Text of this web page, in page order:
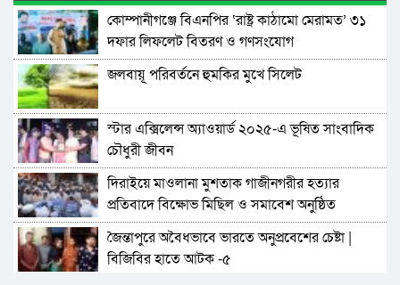
কোম্পানীগঞ্জে বিএনপির ‘রাষ্ট্র কাঠামো মেরামত’ ৩১
দফার লিফলেট বিতরণ ও গণসংযোগ
জলবায়ূ পরিবর্তনে হুমকির মুখে সিলেট
স্টার এক্সিলেন্স অ্যাওয়ার্ড ২০২৫-এ ভূষিত সাংবাদিক
চৌধুরী জীবন
দিরাইয়ে মাওলানা মুশতাক গাজীনগরীর হত্যার
প্রতিবাদে বিক্ষোভ মিছিল ও সমাবেশ অনুষ্ঠিত
জৈন্তাপুরে অবৈধভাবে ভারতে অনুপ্রবেশের চেষ্টা |
বিজিবির হাতে আটক -৫